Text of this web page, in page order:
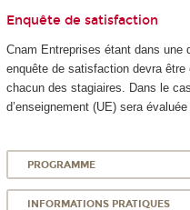
Enquête de satisfaction
Cnam Entreprises étant dans une
enquête de satisfaction devra
chacun des stagiaires. Dans le
d’enseignement (UE) sera
PROGRAMME
INFORMATIONS PRATIQUES